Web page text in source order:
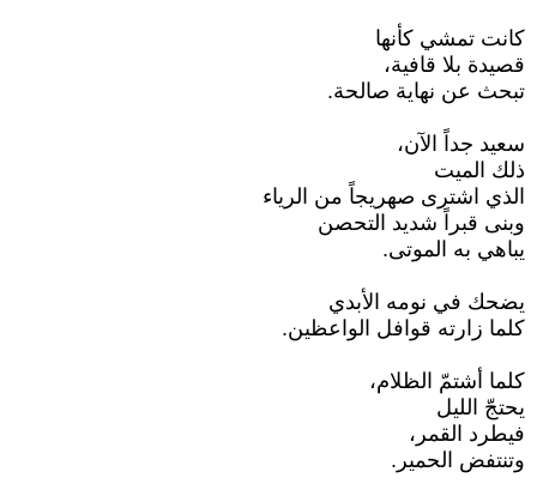
كانت تمشي كأنها
قصيدة بلا قافية،
تبحث عن نهاية صالحة.
سعيد جداً الآن،
ذلك الميت
الذي اشترى صهريجاً من الرياء
وبنى قبراً شديد التحصن
يباهي به الموتى.
يضحك في نومه الأبدي
كلما زارته قوافل الواعظين.
كلما أشتمّ الظلام،
يحتجّ الليل
فيطرد القمر،
وتنتفض الحمير.